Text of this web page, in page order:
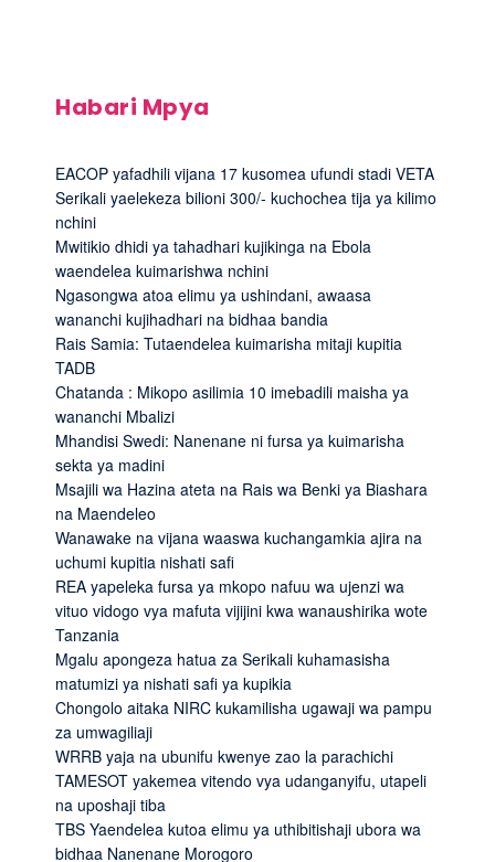
Habari Mpya
EACOP yafadhili vijana 17 kusomea ufundi stadi VETA
Serikali yaelekeza bilioni 300/- kuchochea tija ya kilimo
nchini
Mwitikio dhidi ya tahadhari kujikinga na Ebola
waendelea kuimarishwa nchini
Ngasongwa atoa elimu ya ushindani, awaasa
wananchi kujihadhari na bidhaa bandia
Rais Samia: Tutaendelea kuimarisha mitaji kupitia
TADB
Chatanda : Mikopo asilimia 10 imebadili maisha ya
wananchi Mbalizi
Mhandisi Swedi: Nanenane ni fursa ya kuimarisha
sekta ya madini
Msajili wa Hazina ateta na Rais wa Benki ya Biashara
na Maendeleo
Wanawake na vijana waaswa kuchangamkia ajira na
uchumi kupitia nishati safi
REA yapeleka fursa ya mkopo nafuu wa ujenzi wa
vituo vidogo vya mafuta vijijini kwa wanaushirika wote
Tanzania
Mgalu apongeza hatua za Serikali kuhamasisha
matumizi ya nishati safi ya kupikia
Chongolo aitaka NIRC kukamilisha ugawaji wa pampu
za umwagiliaji
WRRB yaja na ubunifu kwenye zao la parachichi
TAMESOT yakemea vitendo vya udanganyifu, utapeli
na uposhaji tiba
TBS Yaendelea kutoa elimu ya uthibitishaji ubora wa
bidhaa Nanenane Morogoro